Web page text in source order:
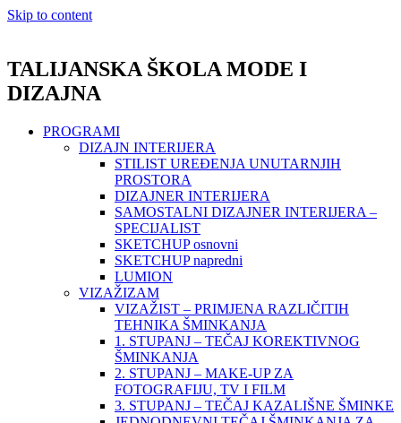
Skip to content
TALIJANSKA ŠKOLA MODE I
DIZAJNA
PROGRAMI
DIZAJN INTERIJERA
STILIST UREĐENJA UNUTARNJIH
PROSTORA
DIZAJNER INTERIJERA
SAMOSTALNI DIZAJNER INTERIJERA –
SPECIJALIST
SKETCHUP osnovni
SKETCHUP napredni
LUMION
VIZAŽIZAM
VIZAŽIST – PRIMJENA RAZLIČITIH
TEHNIKA ŠMINKANJA
1. STUPANJ – TEČAJ KOREKTIVNOG
ŠMINKANJA
2. STUPANJ – MAKE-UP ZA
FOTOGRAFIJU, TV I FILM
3. STUPANJ – TEČAJ KAZALIŠNE ŠMINKE